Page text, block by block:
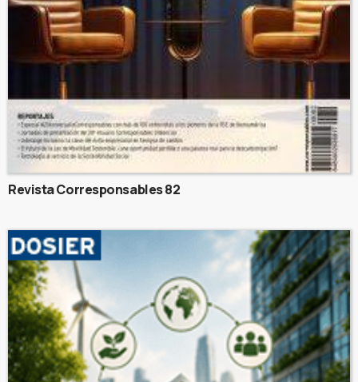
Revista Corresponsables 82